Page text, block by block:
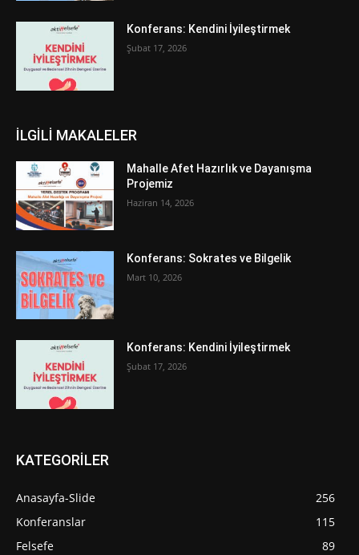
Konferans: Kendini İyileştirmek
Şubat 17, 2026
İLGİLİ MAKALELER
Mahalle Afet Hazırlık ve Dayanışma
Projemiz
Haziran 14, 2026
Konferans: Sokrates ve Bilgelik
Mart 10, 2026
Konferans: Kendini İyileştirmek
Şubat 17, 2026
KATEGORİLER
Anasayfa-Slide
256
Konferanslar
115
Felsefe
89